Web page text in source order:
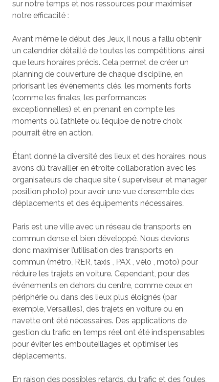
sur notre temps et nos ressources pour maximiser
notre efficacité :
Avant même le début des Jeux, il nous a fallu obtenir
un calendrier détaillé de toutes les compétitions, ainsi
que leurs horaires précis. Cela permet de créer un
planning de couverture de chaque discipline, en
priorisant les événements clés, les moments forts
(comme les finales, les performances
exceptionnelles) et en prenant en compte les
moments où l’athlète ou l’équipe de notre choix
pourrait être en action.
Étant donné la diversité des lieux et des horaires, nous
avons dû travailler en étroite collaboration avec les
organisateurs de chaque site ( superviseur et manager
position photo) pour avoir une vue d’ensemble des
déplacements et des équipements nécessaires.
Paris est une ville avec un réseau de transports en
commun dense et bien développé. Nous devions
donc maximiser l’utilisation des transports en
commun (métro, RER, taxis , PAX , vélo , moto) pour
réduire les trajets en voiture. Cependant, pour des
événements en dehors du centre, comme ceux en
périphérie ou dans des lieux plus éloignés (par
exemple, Versailles), des trajets en voiture ou en
navette ont été nécessaires. Des applications de
gestion du trafic en temps réel ont été indispensables
pour éviter les embouteillages et optimiser les
déplacements.
En raison des possibles retards, du trafic et des foules,